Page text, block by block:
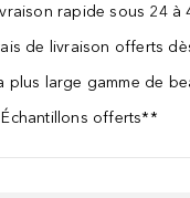
rapide sous 24 à
de livraison offerts
plus large gamme de
offerts**